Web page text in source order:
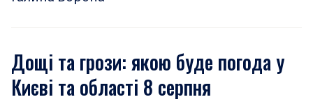
Дощі та грози: якою буде погода у
Києві та області 8 серпня